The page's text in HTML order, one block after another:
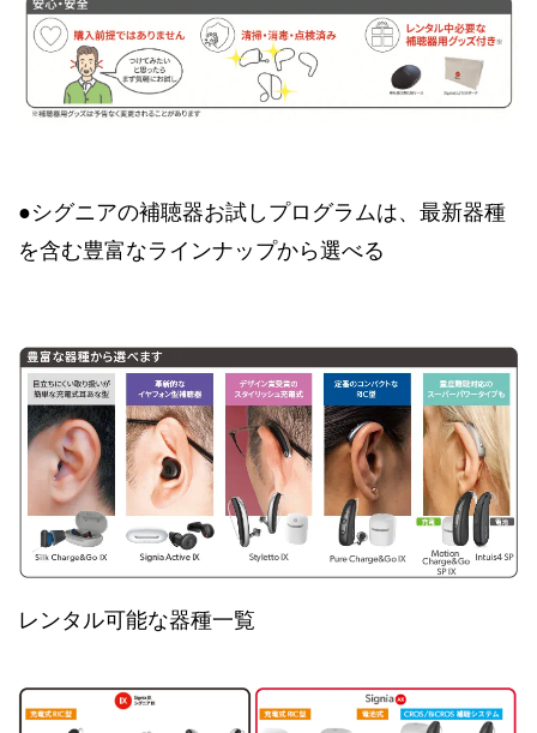
●シグニアの補聴器お試しプログラムは、最新器種
を含む豊富なラインナップから選べる
レンタル可能な器種一覧